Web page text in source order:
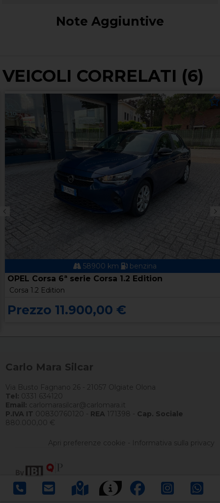
Note Aggiuntive
VEICOLI CORRELATI (6)
58900 km benzina
OPEL Corsa 6ª serie Corsa 1.2 Edition
Corsa 1.2 Edition
Prezzo 11.900,00 €
Carlo Mara Silcar
Via Busto Fagnano 26 - 21057 Olgiate Olona
Tel: 0331 634120
Email: carlomarasilcar@carlomara.it
P.IVA IT 00830760120 - REA 171398 - Cap. Sociale
880.000,00 €
Apri preferenze cookie - Informativa sulla privacy